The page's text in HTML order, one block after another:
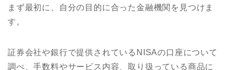
まず最初に、自分の目的に合った金融機関を見つけま
す。
証券会社や銀行で提供されているNISAの口座について
調べ、手数料やサービス内容、取り扱っている商品に